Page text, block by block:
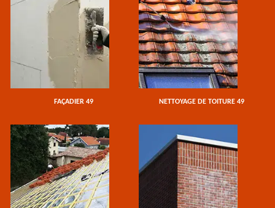
FAÇADIER 49 NETTOYAGE DE TOITURE 49